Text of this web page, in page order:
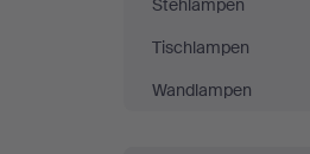
Stehlampen
Tischlampen
Wandlampen